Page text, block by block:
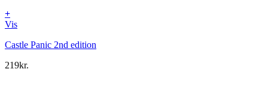
+
Vis
Castle Panic 2nd edition
219kr.